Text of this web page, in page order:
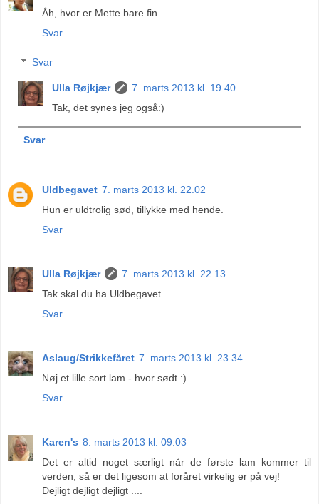
Åh, hvor er Mette bare fin.
Svar
Svar
Ulla Røjkjær
7. marts 2013 kl. 19.40
Tak, det synes jeg også:)
Svar
Uldbegavet 7. marts 2013 kl. 22.02
Hun er uldtrolig sød, tillykke med hende.
Svar
Ulla Røjkjær
7. marts 2013 kl. 22.13
Tak skal du ha Uldbegavet ..
Svar
Aslaug/Strikkefåret 7. marts 2013 kl. 23.34
Nøj et lille sort lam - hvor sødt :)
Svar
Karen's 8. marts 2013 kl. 09.03
Det er altid noget særligt når de første lam kommer til
verden, så er det ligesom at foråret virkelig er på vej!
Dejligt dejligt dejligt ....